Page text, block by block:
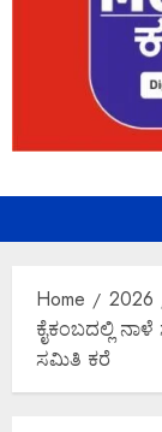
Home 2026
ಕೈಕಂಬದಲ್ಲಿ
ಸಮಿತಿ ಕರೆ